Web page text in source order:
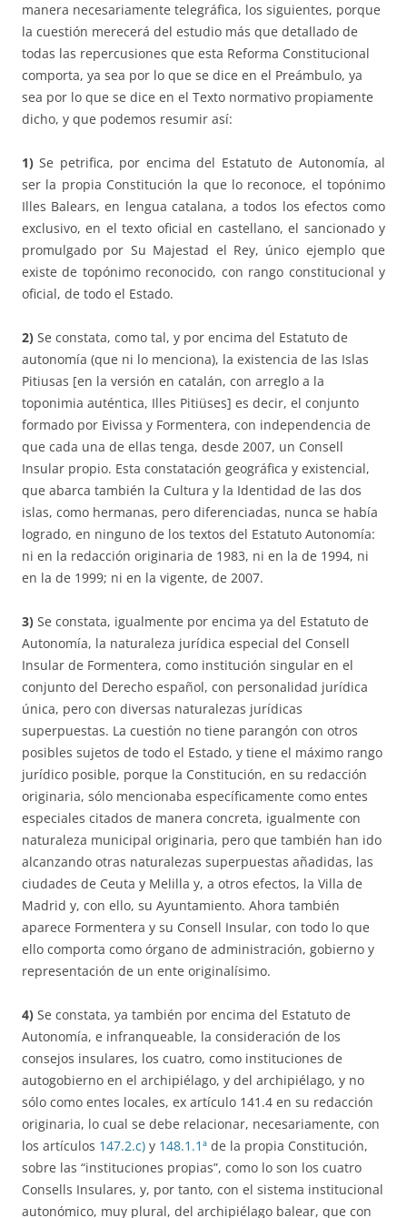
manera necesariamente telegráfica, los siguientes, porque
la cuestión merecerá del estudio más que detallado de
todas las repercusiones que esta Reforma Constitucional
comporta, ya sea por lo que se dice en el Preámbulo, ya
sea por lo que se dice en el Texto normativo propiamente
dicho, y que podemos resumir así:
1) Se petrifica, por encima del Estatuto de Autonomía, al
ser la propia Constitución la que lo reconoce, el topónimo
Illes Balears, en lengua catalana, a todos los efectos como
exclusivo, en el texto oficial en castellano, el sancionado y
promulgado por Su Majestad el Rey, único ejemplo que
existe de topónimo reconocido, con rango constitucional y
oficial, de todo el Estado.
2) Se constata, como tal, y por encima del Estatuto de
autonomía (que ni lo menciona), la existencia de las Islas
Pitiusas [en la versión en catalán, con arreglo a la
toponimia auténtica, Illes Pitiüses] es decir, el conjunto
formado por Eivissa y Formentera, con independencia de
que cada una de ellas tenga, desde 2007, un Consell
Insular propio. Esta constatación geográfica y existencial,
que abarca también la Cultura y la Identidad de las dos
islas, como hermanas, pero diferenciadas, nunca se había
logrado, en ninguno de los textos del Estatuto Autonomía:
ni en la redacción originaria de 1983, ni en la de 1994, ni
en la de 1999; ni en la vigente, de 2007.
3) Se constata, igualmente por encima ya del Estatuto de
Autonomía, la naturaleza jurídica especial del Consell
Insular de Formentera, como institución singular en el
conjunto del Derecho español, con personalidad jurídica
única, pero con diversas naturalezas jurídicas
superpuestas. La cuestión no tiene parangón con otros
posibles sujetos de todo el Estado, y tiene el máximo rango
jurídico posible, porque la Constitución, en su redacción
originaria, sólo mencionaba específicamente como entes
especiales citados de manera concreta, igualmente con
naturaleza municipal originaria, pero que también han ido
alcanzando otras naturalezas superpuestas añadidas, las
ciudades de Ceuta y Melilla y, a otros efectos, la Villa de
Madrid y, con ello, su Ayuntamiento. Ahora también
aparece Formentera y su Consell Insular, con todo lo que
ello comporta como órgano de administración, gobierno y
representación de un ente originalísimo.
4) Se constata, ya también por encima del Estatuto de
Autonomía, e infranqueable, la consideración de los
consejos insulares, los cuatro, como instituciones de
autogobierno en el archipiélago, y del archipiélago, y no
sólo como entes locales, ex artículo 141.4 en su redacción
originaria, lo cual se debe relacionar, necesariamente, con
los artículos 147.2.c) y 148.1.1ª de la propia Constitución,
sobre las “instituciones propias”, como lo son los cuatro
Consells Insulares, y, por tanto, con el sistema institucional
autonómico, muy plural, del archipiélago balear, que con